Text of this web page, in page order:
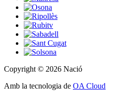
Copyright © 2026 Nació
Amb la tecnologia de OA Cloud